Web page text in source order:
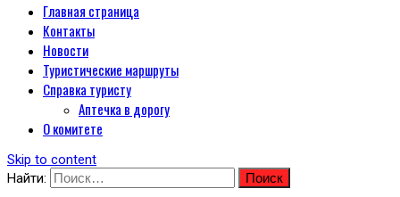
Главная страница
Контакты
Новости
Туристические маршруты
Справка туристу
Аптечка в дорогу
О комитете
Skip to content
Найти: